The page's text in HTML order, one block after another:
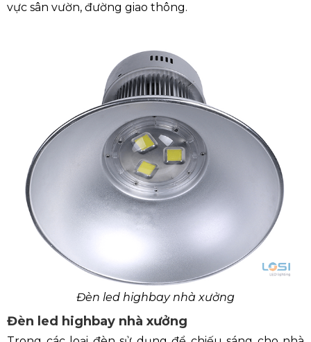
vực sân vườn, đường giao thông.
Đèn led highbay nhà xưởng
Đèn led highbay nhà xưởng